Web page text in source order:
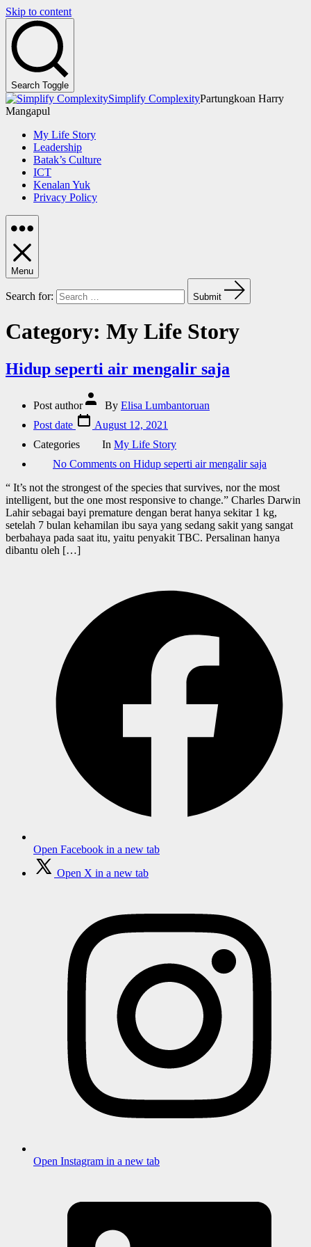
Skip to content
Search Toggle
Simplify ComplexityPartungkoan Harry
Mangapul
My Life Story
Leadership
Batak’s Culture
ICT
Kenalan Yuk
Privacy Policy
Menu
Search for: Submit
Category: My Life Story
Hidup seperti air mengalir saja
Post author By Elisa Lumbantoruan
Post date
August 12, 2021
Categories
In My Life Story
No Comments on Hidup seperti air mengalir saja
“ It’s not the strongest of the species that survives, nor the most
intelligent, but the one most responsive to change.” Charles Darwin
Lahir sebagai bayi premature dengan berat hanya sekitar 1 kg,
setelah 7 bulan kehamilan ibu saya yang sedang sakit yang sangat
berbahaya pada saat itu, yaitu penyakit TBC. Persalinan hanya
dibantu oleh […]
Open Facebook in a new tab
Open X in a new tab
Open Instagram in a new tab